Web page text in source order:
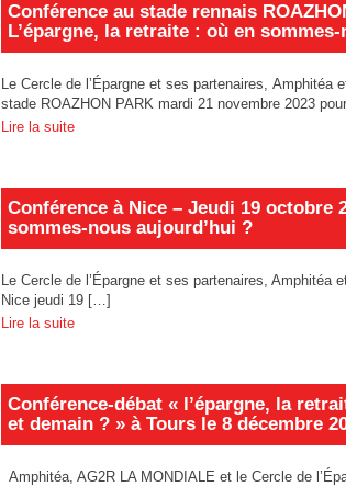
Conférence au stade rennais
L’épargne, la retraite : où en
Le Cercle de l’Épargne et ses partenaires,
stade ROAZHON PARK mardi 21 novembre 2023
Lire la suite
Conférence à Nice – Jeudi 19 octobre
sommes-nous aujourd’hui ?
Le Cercle de l’Épargne et ses partenaires,
Nice jeudi 19 […]
Lire la suite
Conférence-débat « l’épargne, la
et demain ? » à Tours le 8 décembre
Amphitéa, AG2R LA MONDIALE et le Cercle de